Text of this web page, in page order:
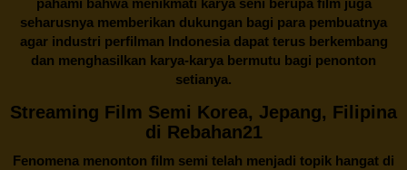
seharusnya memberikan dukungan bagi para pembuatnya
agar industri perfilman Indonesia dapat terus berkembang
dan menghasilkan karya-karya bermutu bagi penonton
setianya.
Streaming Film Semi Korea, Jepang, Filipina
di Rebahan21
Fenomena menonton film semi telah menjadi topik hangat di